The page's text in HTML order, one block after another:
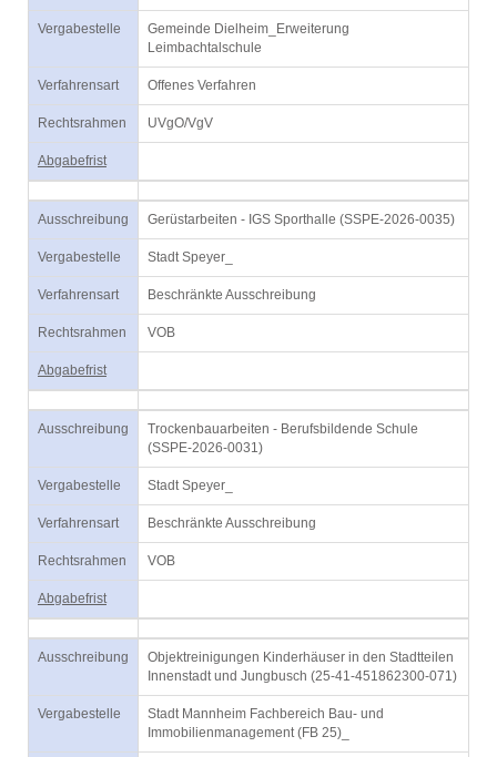
Vergabestelle
Gemeinde Dielheim_Erweiterung
Leimbachtalschule
Verfahrensart Offenes Verfahren
Rechtsrahmen UVgO/VgV
Abgabefrist
Ausschreibung Gerüstarbeiten - IGS Sporthalle (SSPE-2026-0035)
Vergabestelle Stadt Speyer_
Verfahrensart Beschränkte Ausschreibung
Rechtsrahmen VOB
Abgabefrist
Ausschreibung
Trockenbauarbeiten - Berufsbildende Schule
(SSPE-2026-0031)
Vergabestelle Stadt Speyer_
Verfahrensart Beschränkte Ausschreibung
Rechtsrahmen VOB
Abgabefrist
Ausschreibung
Objektreinigungen Kinderhäuser in den Stadtteilen
Innenstadt und Jungbusch (25-41-451862300-071)
Vergabestelle
Stadt Mannheim Fachbereich Bau- und
Immobilienmanagement (FB 25)_